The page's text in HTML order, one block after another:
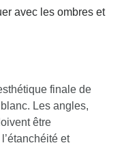
avec les ombres et
finale de
Les angles,
être
et